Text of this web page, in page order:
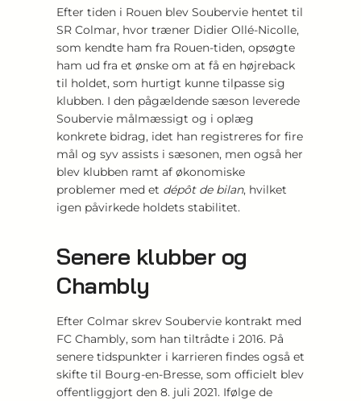
Efter tiden i Rouen blev Soubervie hentet til
SR Colmar, hvor træner Didier Ollé-Nicolle,
som kendte ham fra Rouen-tiden, opsøgte
ham ud fra et ønske om at få en højreback
til holdet, som hurtigt kunne tilpasse sig
klubben. I den pågældende sæson leverede
Soubervie målmæssigt og i oplæg
konkrete bidrag, idet han registreres for fire
mål og syv assists i sæsonen, men også her
blev klubben ramt af økonomiske
problemer med et dépôt de bilan, hvilket
igen påvirkede holdets stabilitet.
Senere klubber og
Chambly
Efter Colmar skrev Soubervie kontrakt med
FC Chambly, som han tiltrådte i 2016. På
senere tidspunkter i karrieren findes også et
skifte til Bourg-en-Bresse, som officielt blev
offentliggjort den 8. juli 2021. Ifølge de